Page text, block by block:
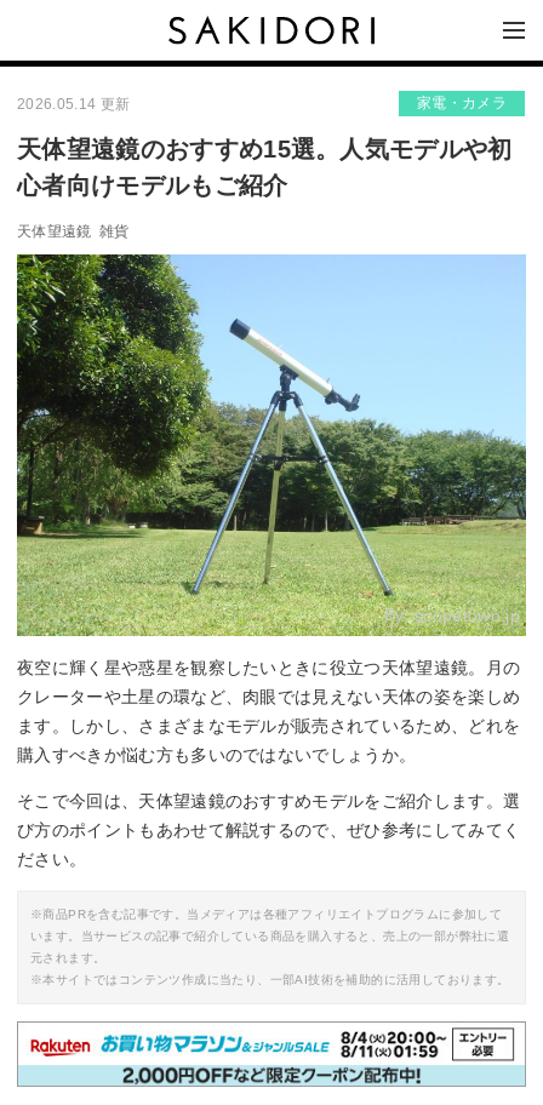
2026.05.14 更新 家電・カメラ
天体望遠鏡のおすすめ15選。人気モデルや初
心者向けモデルもご紹介
天体望遠鏡 雑貨
By:scopetown.jp
夜空に輝く星や惑星を観察したいときに役立つ天体望遠鏡。月の
クレーターや土星の環など、肉眼では見えない天体の姿を楽しめ
ます。しかし、さまざまなモデルが販売されているため、どれを
購入すべきか悩む方も多いのではないでしょうか。
そこで今回は、天体望遠鏡のおすすめモデルをご紹介します。選
び方のポイントもあわせて解説するので、ぜひ参考にしてみてく
ださい。
※商品PRを含む記事です。当メディアは各種アフィリエイトプログラムに参加して
います。当サービスの記事で紹介している商品を購入すると、売上の一部が弊社に還
元されます。
※本サイトではコンテンツ作成に当たり、一部AI技術を補助的に活用しております。